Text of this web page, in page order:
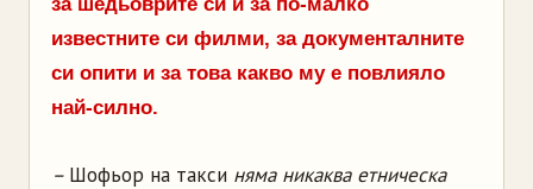
известните си филми, за документалните
си опити и за това какво му е повлияло
най-силно.
– Шофьор на такси няма никаква етническа